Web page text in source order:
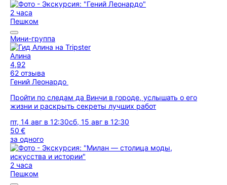
2 часа
Пешком
Мини-группа
Алина
4,92
62 отзыва
Гений Леонардо
Пройти по следам да Винчи в городе, услышать о его
жизни и раскрыть секреты лучших работ
пт, 14 авг в 12:30сб, 15 авг в 12:30
50 €
за одного
2 часа
Пешком